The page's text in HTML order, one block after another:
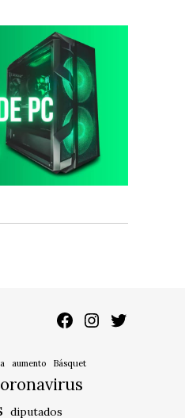
Facebook
Instagram
Twitter
aumento
Básquet
diputados